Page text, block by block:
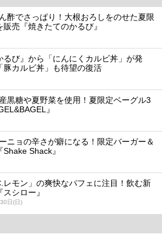
酢でさっぱり！大根おろしをのせた夏限
売『焼きたてのかるび』
るび』から「にんにくカルビ丼」が発
豚カルビ丼」も待望の復活
黒糖や夏野菜を使用！夏限定ベーグル3
』
ニョの辛さが癖になる！限定バーガー＆
Shack』
レモン」の爽快なパフェに注目！飲む新
シロー』
日(日)